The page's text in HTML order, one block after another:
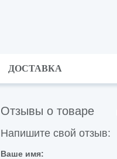
ДОСТАВКА
Отзывы о товаре
Напишите свой отзыв:
Ваше имя: